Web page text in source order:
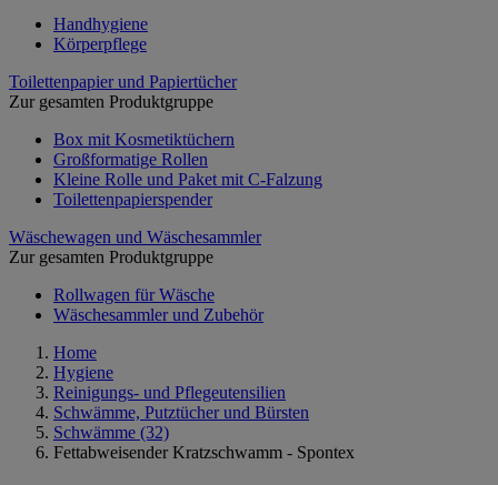
Handhygiene
Körperpflege
Toilettenpapier und Papiertücher
Zur gesamten Produktgruppe
Box mit Kosmetiktüchern
Großformatige Rollen
Kleine Rolle und Paket mit C-Falzung
Toilettenpapierspender
Wäschewagen und Wäschesammler
Zur gesamten Produktgruppe
Rollwagen für Wäsche
Wäschesammler und Zubehör
Home
Hygiene
Reinigungs- und Pflegeutensilien
Schwämme, Putztücher und Bürsten
Schwämme (32)
Fettabweisender Kratzschwamm - Spontex